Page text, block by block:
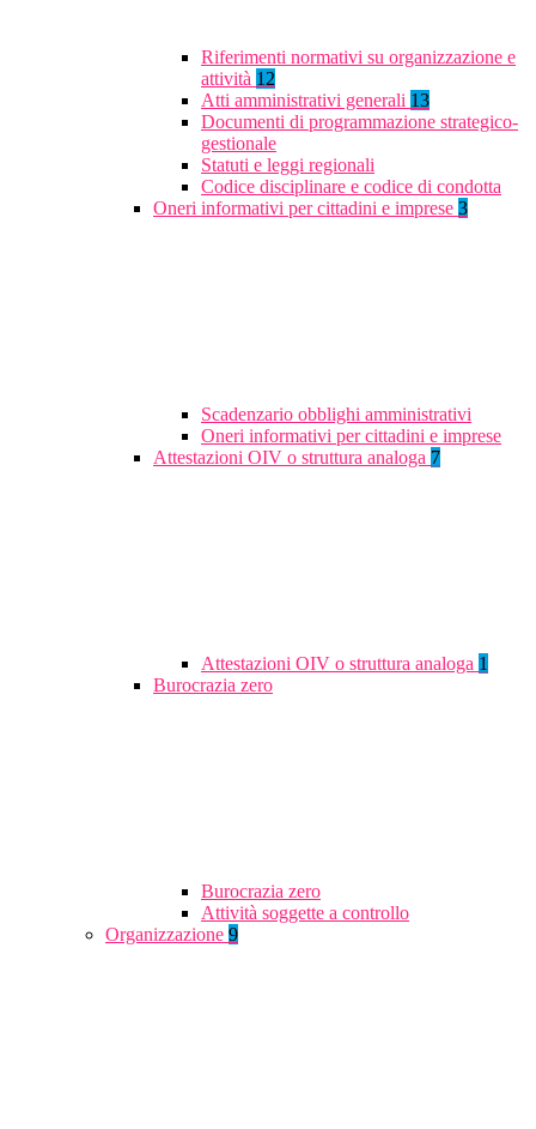
Riferimenti normativi su organizzazione e
attività 12
Atti amministrativi generali 13
Documenti di programmazione strategico-
gestionale
Statuti e leggi regionali
Codice disciplinare e codice di condotta
Oneri informativi per cittadini e imprese 3
Scadenzario obblighi amministrativi
Oneri informativi per cittadini e imprese
Attestazioni OIV o struttura analoga 7
Attestazioni OIV o struttura analoga 1
Burocrazia zero
Burocrazia zero
Attività soggette a controllo
Organizzazione 9